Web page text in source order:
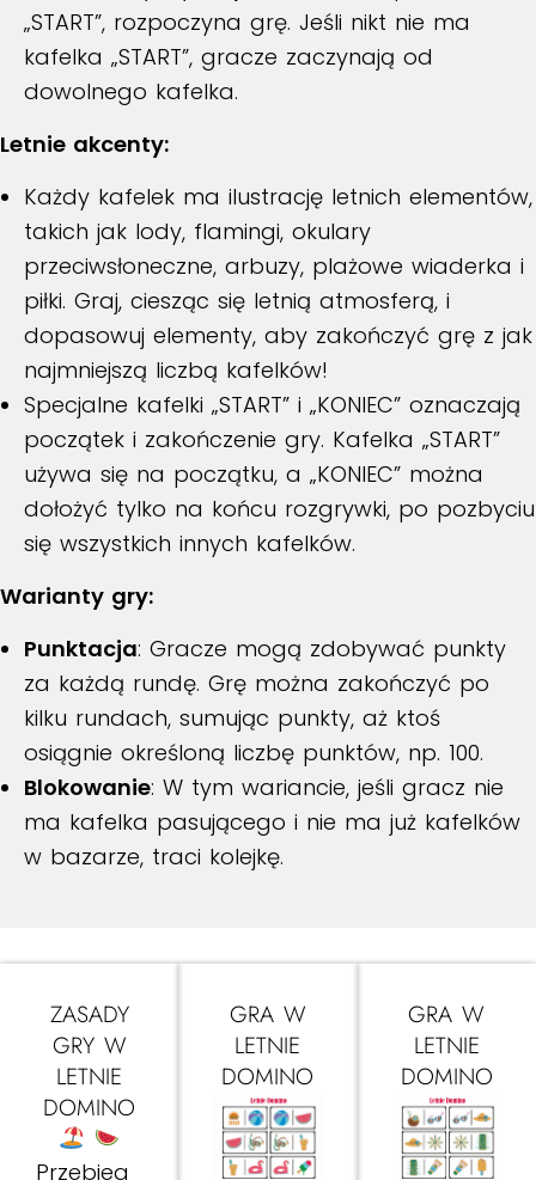
„START”, rozpoczyna grę. Jeśli nikt nie ma
kafelka „START”, gracze zaczynają od
dowolnego kafelka.
Letnie akcenty:
Każdy kafelek ma ilustrację letnich elementów,
takich jak lody, flamingi, okulary
przeciwsłoneczne, arbuzy, plażowe wiaderka i
piłki. Graj, ciesząc się letnią atmosferą, i
dopasowuj elementy, aby zakończyć grę z jak
najmniejszą liczbą kafelków!
Specjalne kafelki „START” i „KONIEC” oznaczają
początek i zakończenie gry. Kafelka „START”
używa się na początku, a „KONIEC” można
dołożyć tylko na końcu rozgrywki, po pozbyciu
się wszystkich innych kafelków.
Warianty gry:
Punktacja: Gracze mogą zdobywać punkty
za każdą rundę. Grę można zakończyć po
kilku rundach, sumując punkty, aż ktoś
osiągnie określoną liczbę punktów, np. 100.
Blokowanie: W tym wariancie, jeśli gracz nie
ma kafelka pasującego i nie ma już kafelków
w bazarze, traci kolejkę.
ZASADY
GRY W
LETNIE
DOMINO
Przebieg
GRA W
LETNIE
DOMINO
GRA W
LETNIE
DOMINO